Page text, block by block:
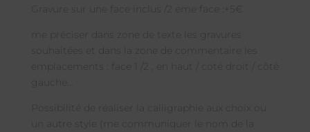
Gravure sur une face inclus /2 eme face :+5€
me préciser dans zone de texte les gravures
souhaitées et dans la zone de commentaire les
emplacements : face 1 /2 , en haut / coté droit / côté
gauche…
Possibilité de réaliser la calligraphie aux choix ou
un autre style (me communiquer le nom de la